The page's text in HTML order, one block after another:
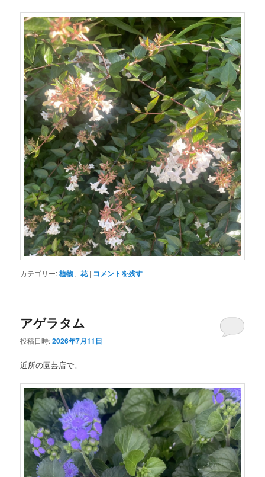
カテゴリー:植物、花 | コメントを残す
アゲラタム
投稿日時:2026年7月11日
近所の園芸店で。